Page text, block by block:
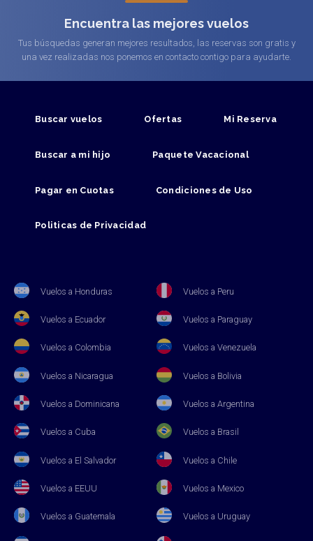
Encuentra las mejores vuelos
Tus búsquedas generan mejores resultados, las reservas son gratis y
una vez realizadas nos ponemos en contacto contigo para ayudarte.
Buscar vuelos Ofertas Mi Reserva
Buscar a mi hijo Paquete Vacacional
Pagar en Cuotas Condiciones de Uso
Politicas de Privacidad
Vuelos a Honduras Vuelos a Peru
Vuelos a Ecuador Vuelos a Paraguay
Vuelos a Colombia Vuelos a Venezuela
Vuelos a Nicaragua Vuelos a Bolivia
Vuelos a Dominicana Vuelos a Argentina
Vuelos a Cuba Vuelos a Brasil
Vuelos a El Salvador Vuelos a Chile
Vuelos a EEUU Vuelos a Mexico
Vuelos a Guatemala Vuelos a Uruguay